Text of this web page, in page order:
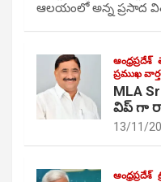
ఆలయంలో అన్న ప్రసాద
ఆంధ్రప్రదేశ్
ప్రముఖ
MLA
విప్ గా
13/11/
ఆంధ్రప్రదేశ్